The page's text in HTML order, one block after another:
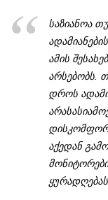
საზიანოა
ამის
არსებობს.
დროს
აქედან
ყურადღებას